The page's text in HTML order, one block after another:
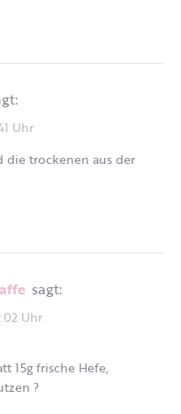
Uhr
die trockenen aus der
sagt:
Uhr
15g frische Hefe,
?